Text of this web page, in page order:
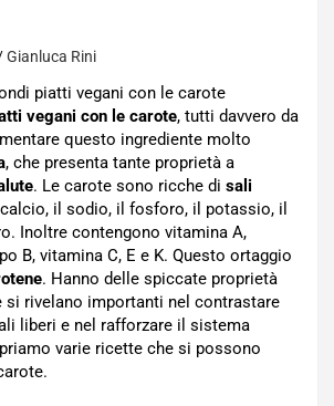
Gianluca Rini
vegani con le carote, tutti davvero da
questo ingrediente molto
, che presenta tante proprietà a
. Le carote sono ricche di sali
il sodio, il fosforo, il potassio, il
Inoltre contengono vitamina A,
B, vitamina C, E e K. Questo ortaggio
. Hanno delle spiccate proprietà
si rivelano importanti nel contrastare
liberi e nel rafforzare il sistema
varie ricette che si possono